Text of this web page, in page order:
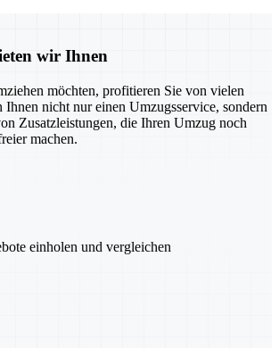
wir Ihnen
möchten, profitieren Sie von vielen
nicht nur einen Umzugsservice, sondern
Zusatzleistungen, die Ihren Umzug noch
machen.
einholen und vergleichen